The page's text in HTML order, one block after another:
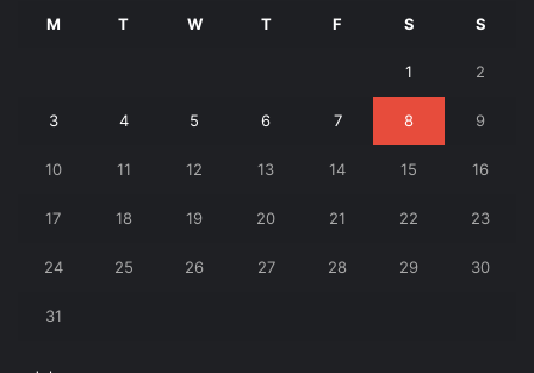
M T W T F S S
1 2
3 4 5 6 7 8 9
10 11 12 13 14 15 16
17 18 19 20 21 22 23
24 25 26 27 28 29 30
31